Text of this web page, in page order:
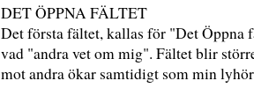
DET ÖPPNA FÄLTET
Det första fältet, kallas för "Det Öppna
vad "andra vet om mig". Fältet blir
mot andra ökar samtidigt som min